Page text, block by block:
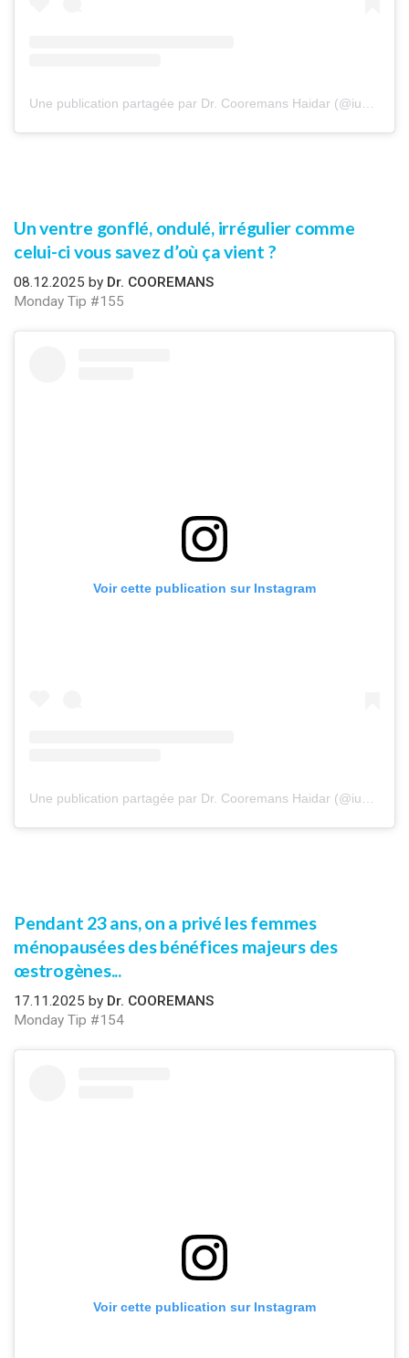
Un ventre gonflé, ondulé, irrégulier comme
celui-ci vous savez d’où ça vient ?
08.12.2025 by Dr. COOREMANS
Monday Tip #155
Voir cette publication sur Instagram
Une publication partagée par Dr. Cooremans Haidar (@iuventu.clinic)
Pendant 23 ans, on a privé les femmes
ménopausées des bénéfices majeurs des
œstrogènes...
17.11.2025 by Dr. COOREMANS
Monday Tip #154
Voir cette publication sur Instagram